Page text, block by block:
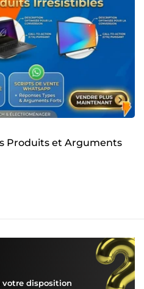
Produits et Arguments
votre disposition